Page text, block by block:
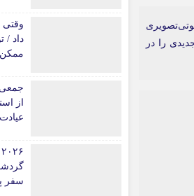
را در
را
وقتی
داد /
جمعی
از
برای
سفر